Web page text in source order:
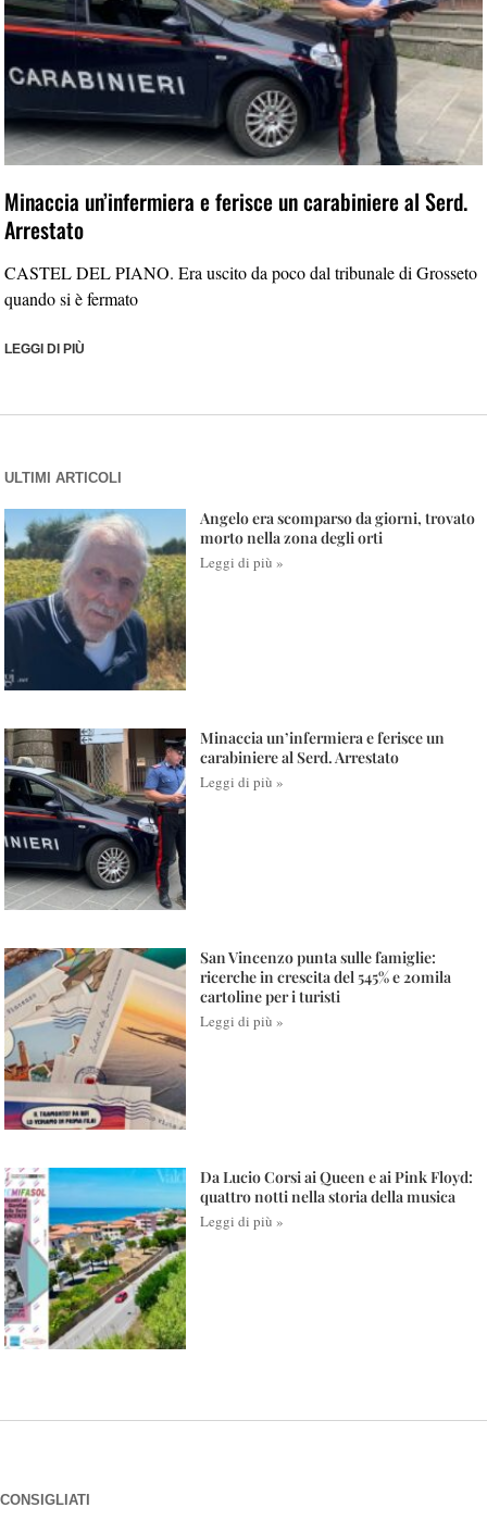
Minaccia un’infermiera e ferisce un carabiniere al Serd.
Arrestato
CASTEL DEL PIANO. Era uscito da poco dal tribunale di Grosseto
quando si è fermato
LEGGI DI PIÙ
ULTIMI ARTICOLI
Angelo era scomparso da giorni, trovato
morto nella zona degli orti
Leggi di più »
Minaccia un’infermiera e ferisce un
carabiniere al Serd. Arrestato
Leggi di più »
San Vincenzo punta sulle famiglie:
ricerche in crescita del 545% e 20mila
cartoline per i turisti
Leggi di più »
Da Lucio Corsi ai Queen e ai Pink Floyd:
quattro notti nella storia della musica
Leggi di più »
CONSIGLIATI